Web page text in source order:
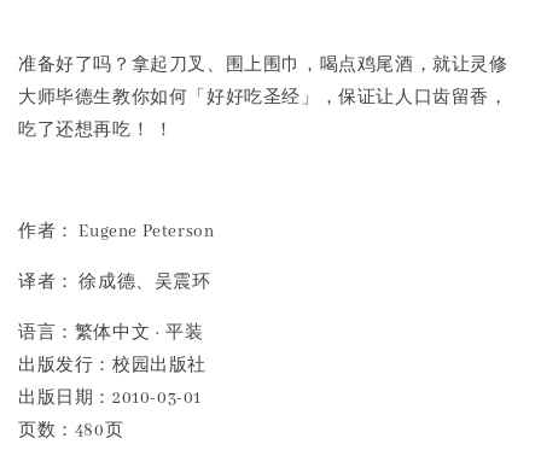
准备好了吗？拿起刀叉、围上围巾，喝点鸡尾酒，就让灵修
大师毕德生教你如何「好好吃圣经」，保证让人口齿留香，
吃了还想再吃！ ！
作者： Eugene Peterson
译者： 徐成德、吴震环
语言：繁体中文 · 平装
出版发行：校园出版社
出版日期：2010-03-01
页数：480页